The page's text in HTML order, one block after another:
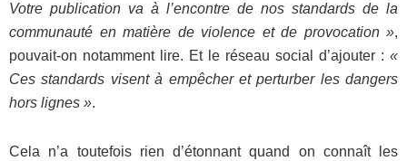
Votre publication va à l’encontre de nos standards de la
communauté en matière de violence et de provocation »,
pouvait-on notamment lire. Et le réseau social d’ajouter : «
Ces standards visent à empêcher et perturber les dangers
hors lignes ».
Cela n’a toutefois rien d’étonnant quand on connaît les